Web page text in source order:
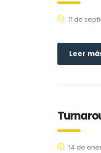
11 de
Leer
14 de